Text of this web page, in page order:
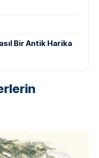
Bir Antik Harika